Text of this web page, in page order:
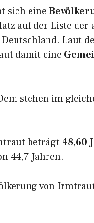
sich eine
auf der Liste der
Laut
damit eine
stehen im
beträgt 48,60
44,7 Jahren.
von